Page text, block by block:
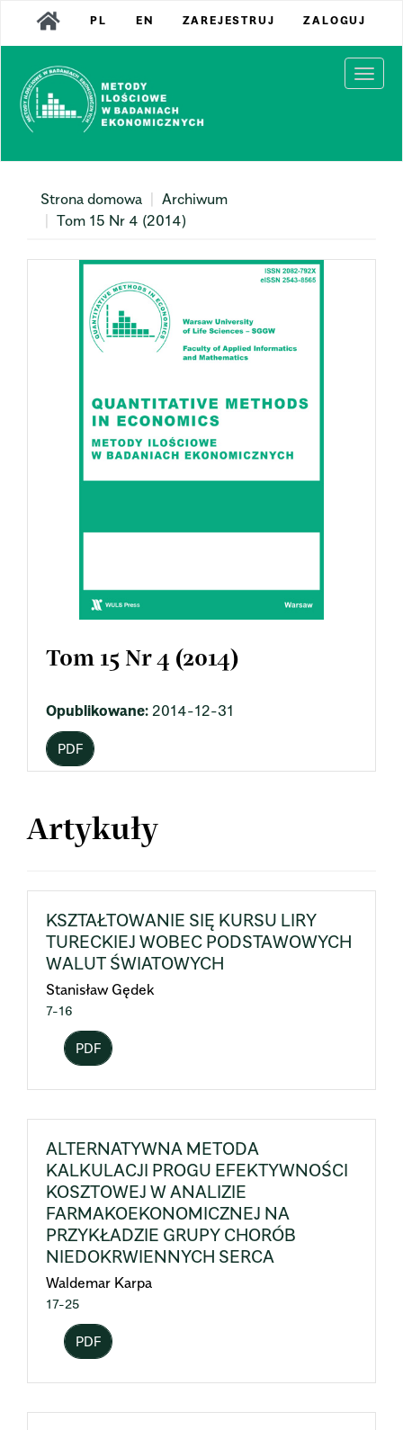
Main
Navigation
Content
Sidebar
PL EN ZAREJESTRUJ ZALOGUJ
Strona domowa
Archiwum
Tom 15 Nr 4 (2014)
Tom 15 Nr 4 (2014)
Opublikowane: 2014-12-31
PDF
Artykuły
KSZTAŁTOWANIE SIĘ KURSU LIRY
TURECKIEJ WOBEC PODSTAWOWYCH
WALUT ŚWIATOWYCH
Stanisław Gędek
7-16
PDF
ALTERNATYWNA METODA
KALKULACJI PROGU EFEKTYWNOŚCI
KOSZTOWEJ W ANALIZIE
FARMAKOEKONOMICZNEJ NA
PRZYKŁADZIE GRUPY CHORÓB
NIEDOKRWIENNYCH SERCA
Waldemar Karpa
17-25
PDF